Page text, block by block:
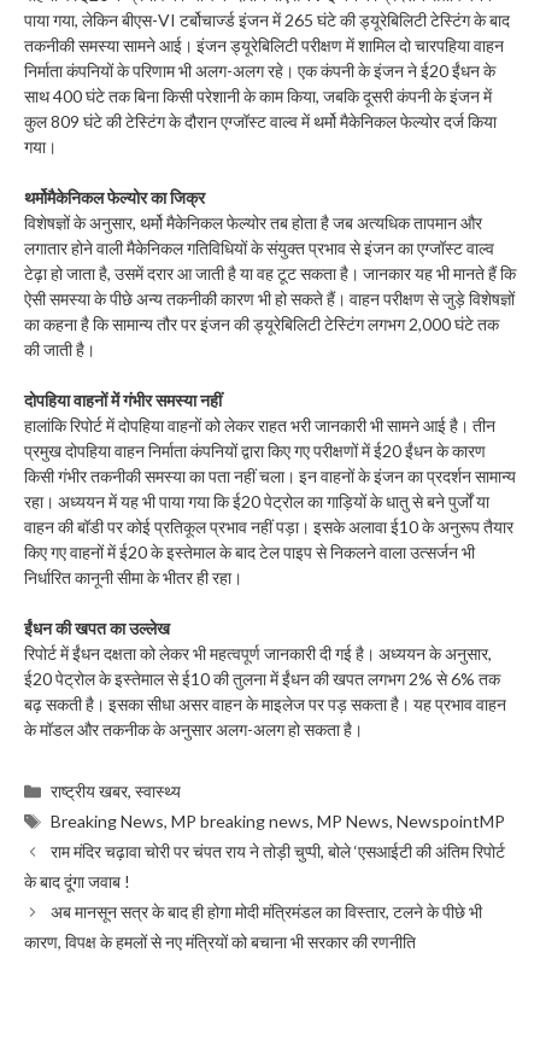
पाया गया, लेकिन बीएस-VI टर्बोचार्ज्ड इंजन में 265 घंटे की ड्यूरेबिलिटी टेस्टिंग के बाद
तकनीकी समस्या सामने आई। इंजन ड्यूरेबिलिटी परीक्षण में शामिल दो चारपहिया वाहन
निर्माता कंपनियों के परिणाम भी अलग-अलग रहे। एक कंपनी के इंजन ने ई20 ईंधन के
साथ 400 घंटे तक बिना किसी परेशानी के काम किया, जबकि दूसरी कंपनी के इंजन में
कुल 809 घंटे की टेस्टिंग के दौरान एग्जॉस्ट वाल्व में थर्मो मैकेनिकल फेल्योर दर्ज किया
गया।
थर्मोमैकेनिकल फेल्योर का जिक्र
विशेषज्ञों के अनुसार, थर्मो मैकेनिकल फेल्योर तब होता है जब अत्यधिक तापमान और
लगातार होने वाली मैकेनिकल गतिविधियों के संयुक्त प्रभाव से इंजन का एग्जॉस्ट वाल्व
टेढ़ा हो जाता है, उसमें दरार आ जाती है या वह टूट सकता है। जानकार यह भी मानते हैं कि
ऐसी समस्या के पीछे अन्य तकनीकी कारण भी हो सकते हैं। वाहन परीक्षण से जुड़े विशेषज्ञों
का कहना है कि सामान्य तौर पर इंजन की ड्यूरेबिलिटी टेस्टिंग लगभग 2,000 घंटे तक
की जाती है।
दोपहिया वाहनों में गंभीर समस्या नहीं
हालांकि रिपोर्ट में दोपहिया वाहनों को लेकर राहत भरी जानकारी भी सामने आई है। तीन
प्रमुख दोपहिया वाहन निर्माता कंपनियों द्वारा किए गए परीक्षणों में ई20 ईंधन के कारण
किसी गंभीर तकनीकी समस्या का पता नहीं चला। इन वाहनों के इंजन का प्रदर्शन सामान्य
रहा। अध्ययन में यह भी पाया गया कि ई20 पेट्रोल का गाड़ियों के धातु से बने पुर्जों या
वाहन की बॉडी पर कोई प्रतिकूल प्रभाव नहीं पड़ा। इसके अलावा ई10 के अनुरूप तैयार
किए गए वाहनों में ई20 के इस्तेमाल के बाद टेल पाइप से निकलने वाला उत्सर्जन भी
निर्धारित कानूनी सीमा के भीतर ही रहा।
ईंधन की खपत का उल्लेख
रिपोर्ट में ईंधन दक्षता को लेकर भी महत्वपूर्ण जानकारी दी गई है। अध्ययन के अनुसार,
ई20 पेट्रोल के इस्तेमाल से ई10 की तुलना में ईंधन की खपत लगभग 2% से 6% तक
बढ़ सकती है। इसका सीधा असर वाहन के माइलेज पर पड़ सकता है। यह प्रभाव वाहन
के मॉडल और तकनीक के अनुसार अलग-अलग हो सकता है।
Categories
राष्ट्रीय खबर,स्वास्थ्य
Tags
Breaking News,MP breaking news,MP News,NewspointMP
राम मंदिर चढ़ावा चोरी पर चंपत राय ने तोड़ी चुप्पी, बोले ‘एसआईटी की अंतिम रिपोर्ट
के बाद दूंगा जवाब !
अब मानसून सत्र के बाद ही होगा मोदी मंत्रिमंडल का विस्तार, टलने के पीछे भी
कारण, विपक्ष के हमलों से नए मंत्रियों को बचाना भी सरकार की रणनीति